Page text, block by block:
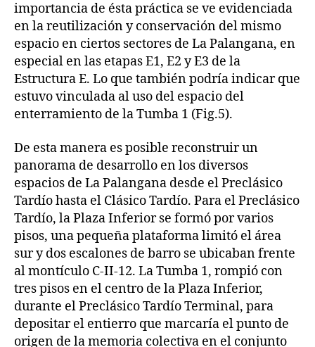
importancia de ésta práctica se ve evidenciada
en la reutilización y conservación del mismo
espacio en ciertos sectores de La Palangana, en
especial en las etapas E1, E2 y E3 de la
Estructura E. Lo que también podría indicar que
estuvo vinculada al uso del espacio del
enterramiento de la Tumba 1 (Fig.5).
De esta manera es posible reconstruir un
panorama de desarrollo en los diversos
espacios de La Palangana desde el Preclásico
Tardío hasta el Clásico Tardío. Para el Preclásico
Tardío, la Plaza Inferior se formó por varios
pisos, una pequeña plataforma limitó el área
sur y dos escalones de barro se ubicaban frente
al montículo C-II-12. La Tumba 1, rompió con
tres pisos en el centro de la Plaza Inferior,
durante el Preclásico Tardío Terminal, para
depositar el entierro que marcaría el punto de
origen de la memoria colectiva en el conjunto